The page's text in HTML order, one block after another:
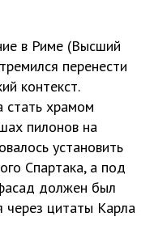
в Риме (Высший
перенести
контекст.
стать храмом
пилонов на
установить
Спартака, а под
должен был
через цитаты Карла